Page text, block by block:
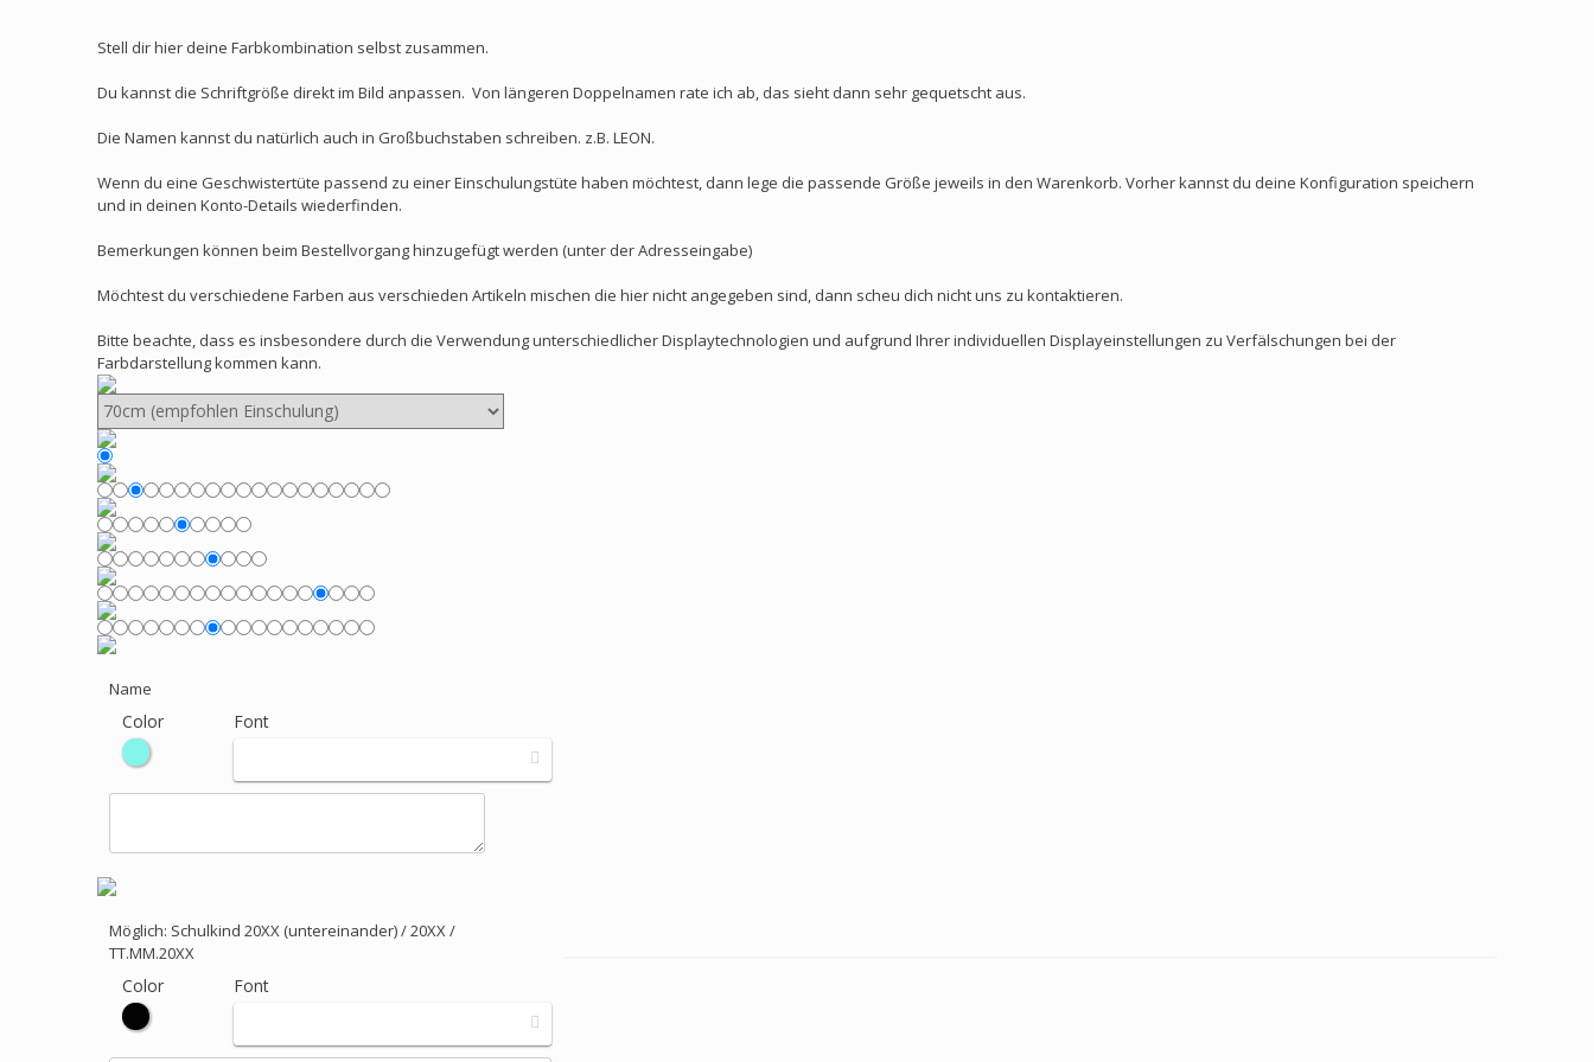
Stell dir hier deine Farbkombination selbst zusammen.
Du kannst die Schriftgröße direkt im Bild anpassen. Von längeren Doppelnamen rate ich ab, das sieht dann sehr gequetscht aus.
Die Namen kannst du natürlich auch in Großbuchstaben schreiben. z.B. LEON.
Wenn du eine Geschwistertüte passend zu einer Einschulungstüte haben möchtest, dann lege die passende Größe jeweils in den Warenkorb. Vorher kannst du deine Konfiguration speichern
und in deinen Konto-Details wiederfinden.
Bemerkungen können beim Bestellvorgang hinzugefügt werden (unter der Adresseingabe)
Möchtest du verschiedene Farben aus verschieden Artikeln mischen die hier nicht angegeben sind, dann scheu dich nicht uns zu kontaktieren.
Bitte beachte, dass es insbesondere durch die Verwendung unterschiedlicher Displaytechnologien und aufgrund Ihrer individuellen Displayeinstellungen zu Verfälschungen bei der
Farbdarstellung kommen kann.
Name
Color Font
Möglich: Schulkind 20XX (untereinander) / 20XX /
TT.MM.20XX
Color Font